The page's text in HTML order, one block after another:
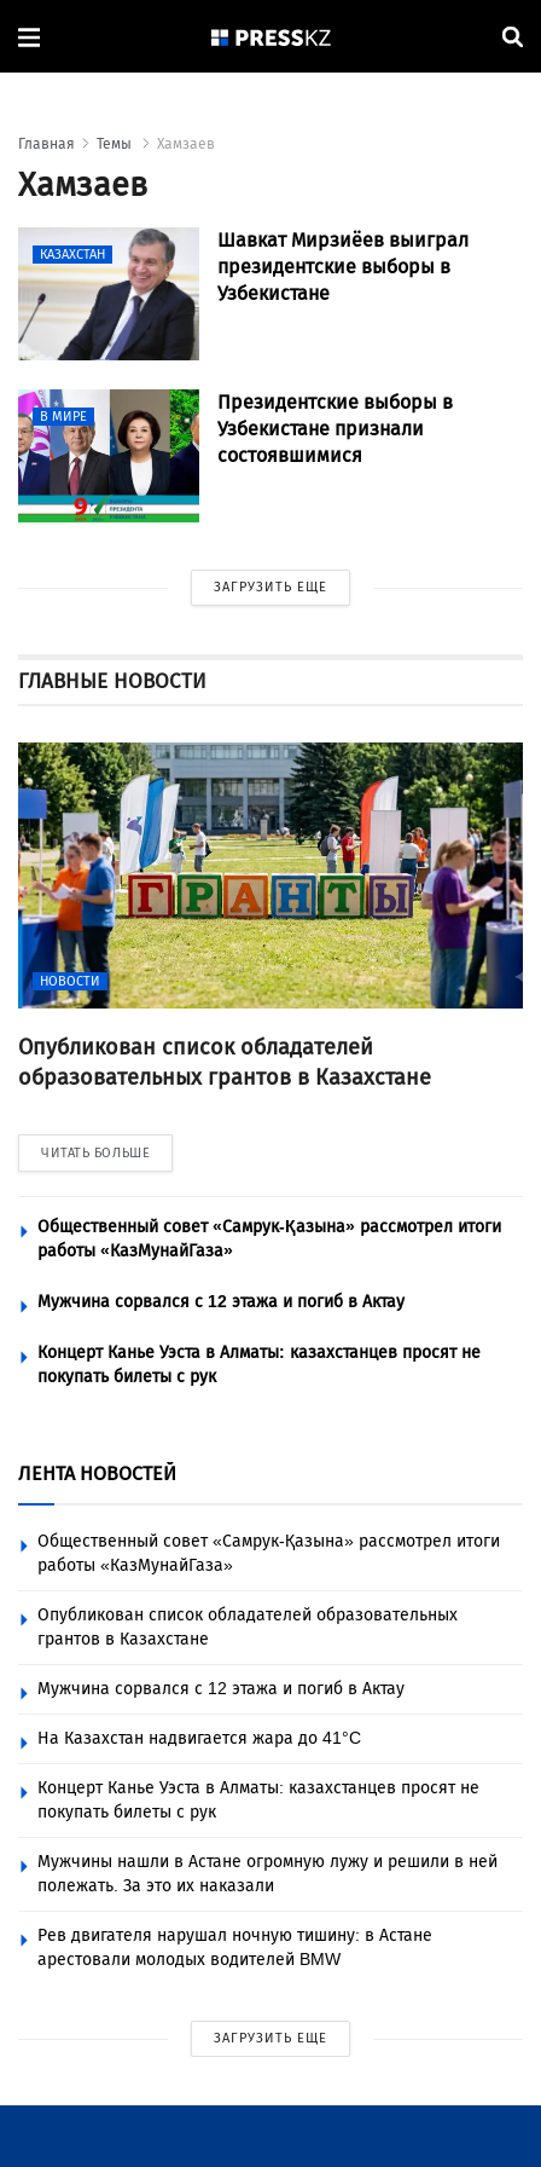
Главная Темы Хамзаев
Хамзаев
КАЗАХСТАН
Шавкат Мирзиёев выиграл
президентские выборы в
Узбекистане
В МИРЕ
Президентские выборы в
Узбекистане признали
состоявшимися
ЗАГРУЗИТЬ ЕЩЕ
ГЛАВНЫЕ НОВОСТИ
НОВОСТИ
Опубликован список обладателей
образовательных грантов в Казахстане
ЧИТАТЬ БОЛЬШЕ
Общественный совет «Самрук-Қазына» рассмотрел итоги
работы «КазМунайГаза»
Мужчина сорвался с 12 этажа и погиб в Актау
Концерт Канье Уэста в Алматы: казахстанцев просят не
покупать билеты с рук
ЛЕНТА НОВОСТЕЙ
Общественный совет «Самрук-Қазына» рассмотрел итоги
работы «КазМунайГаза»
Опубликован список обладателей образовательных
грантов в Казахстане
Мужчина сорвался с 12 этажа и погиб в Актау
На Казахстан надвигается жара до 41°C
Концерт Канье Уэста в Алматы: казахстанцев просят не
покупать билеты с рук
Мужчины нашли в Астане огромную лужу и решили в ней
полежать. За это их наказали
Рев двигателя нарушал ночную тишину: в Астане
арестовали молодых водителей BMW
ЗАГРУЗИТЬ ЕЩЕ